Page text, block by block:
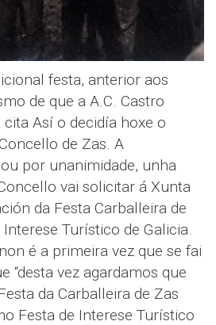
festa, anterior aos
de que a A.C. Castro
Así o decidía hoxe o
de Zas. A
por unanimidade, unha
vai solicitar á Xunta
da Festa Carballeira de
Turístico de Galicia.
é a primeira vez que se fai
“desta vez agardamos que
da Carballeira de Zas
Festa de Interese Turístico